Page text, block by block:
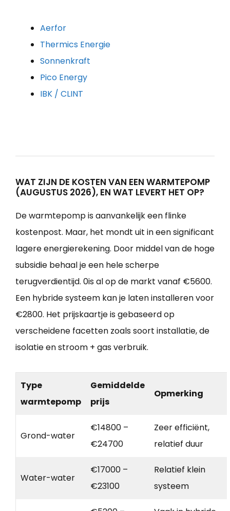
Aerfor
Thermics Energie
Sonnenkraft
Pico Energy
IBK / CLINT
WAT ZIJN DE KOSTEN VAN EEN WARMTEPOMP
(AUGUSTUS 2026), EN WAT LEVERT HET OP?
De warmtepomp is aanvankelijk een flinke
kostenpost. Maar, het mondt uit in een significant
lagere energierekening. Door middel van de hoge
subsidie behaal je een hele scherpe
terugverdientijd. 0is al op de markt vanaf €5600.
Een hybride systeem kan je laten installeren voor
€2800. Het prijskaartje is gebaseerd op
verscheidene facetten zoals soort installatie, de
isolatie en stroom + gas verbruik.
Type
warmtepomp
Gemiddelde
prijs
Opmerking
Grond-water
€14800 –
€24700
Zeer efficiënt,
relatief duur
Water-water
€17000 –
€23100
Relatief klein
systeem